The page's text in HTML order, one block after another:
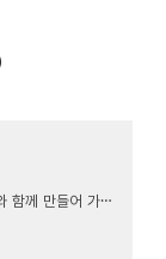
정양립추진단)7.hwpx